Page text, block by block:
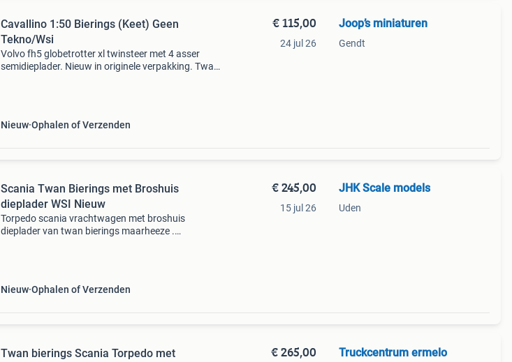
Cavallino 1:50 Bierings (Keet) Geen
Tekno/Wsi
Volvo fh5 globetrotter xl twinsteer met 4 asser
semidieplader. Nieuw in originele verpakking. Twan
Nieuw Ophalen of Verzenden
€ 115,00
24 jul 26
Joop’s miniaturen
Gendt
Scania Twan Bierings met Broshuis
dieplader WSI Nieuw
Torpedo scania vrachtwagen met broshuis
dieplader van twan bierings maarheeze .
Nieuw Ophalen of Verzenden
€ 245,00
15 jul 26
JHK Scale models
Uden
Twan bierings Scania Torpedo met € 265,00 Truckcentrum ermelo